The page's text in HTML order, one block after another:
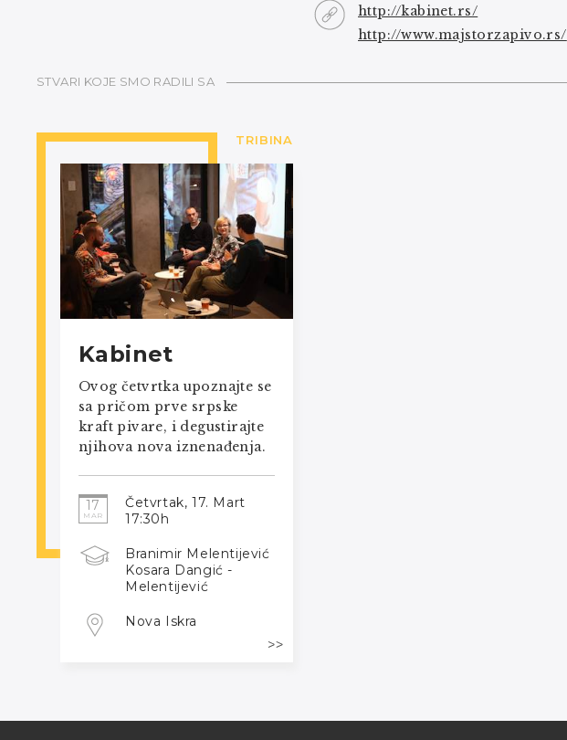
http://kabinet.rs/
http://www.majstorzapivo.rs/
STVARI KOJE SMO RADILI SA
TRIBINA
Kabinet
Ovog četvrtka upoznajte se
sa pričom prve srpske
kraft pivare, i degustirajte
njihova nova iznenađenja.
17
MAR
Četvrtak, 17. Mart
17:30h
Branimir Melentijević
Kosara Dangić -
Melentijević
Nova Iskra